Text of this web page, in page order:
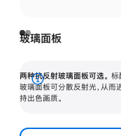
玻璃面板
两种抗反射玻璃面板可选。 标
玻璃面板可分散反射光，从而
持出色画质。
展
开